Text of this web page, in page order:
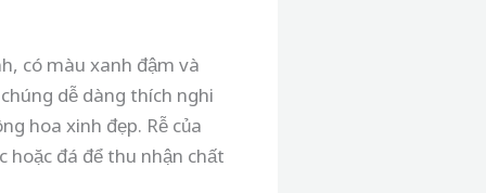
có màu xanh đậm và
dễ dàng thích nghi
hoa xinh đẹp. Rễ của
hoặc đá để thu nhận chất